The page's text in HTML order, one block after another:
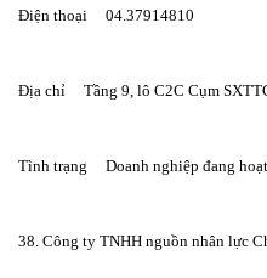
Điện thoại     04.37914810
Địa chỉ     Tầng 9, lô C2C Cụm
Tình trạng     Doanh nghiệp đang
38. Công ty TNHH nguồn nhân lực